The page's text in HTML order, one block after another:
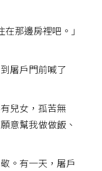
那邊房裡吧。」
屠戶門前喊了
兒女，孤苦無
意幫我做做飯、
。有一天，屠戶